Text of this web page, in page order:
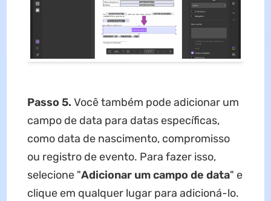
Passo 5. Você também pode adicionar um
campo de data para datas específicas,
como data de nascimento, compromisso
ou registro de evento. Para fazer isso,
selecione "Adicionar um campo de data" e
clique em qualquer lugar para adicioná-lo.